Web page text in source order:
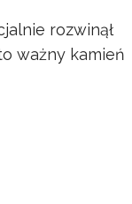
rozwinął
ważny kamień